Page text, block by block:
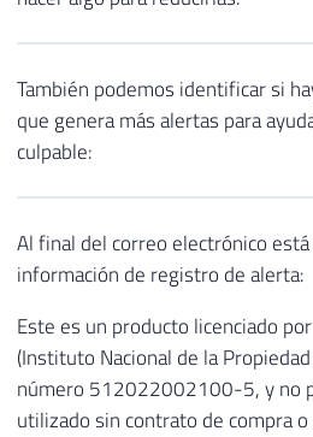
También podemos identificar si
que genera más alertas para
culpable:
Al final del correo electrónico
información de registro de alerta:
Este es un producto licenciado
(Instituto Nacional de la
número 512022002100-5, y no
utilizado sin contrato de compra